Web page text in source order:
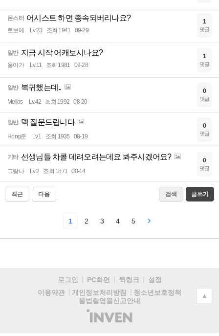
몬스터 어시스트 하면 종속되버리나요?
토보에 Lv.23 조회 1941 09-29
1
댓글
일반 지금 시작 어캐보시나요?
울아가 Lv.11 조회 1981 09-28
1
댓글
일반 복귀했는데..
Melios Lv.42 조회 1992 08-20
0
댓글
일반 덱 질문드립니다
Hong준 Lv.1 조회 1935 08-19
0
댓글
기타 선생님들 차콜 데려오려는데요 봐주시겠어요?
그랑나 Lv.2 조회 1871 08-14
0
댓글
최근 다음 검색 글쓰기
1 2 3 4 5
로그인 PC화면 퀵링크
설정
이용약관
개인정보처리방침
청소년보호정책
불법촬영물신고안내
(주)
인
▲